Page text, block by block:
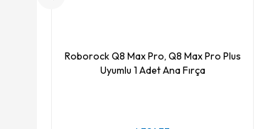
Roborock Q8 Max Pro, Q8 Max Pro Plus
Uyumlu 1 Adet Ana Fırça